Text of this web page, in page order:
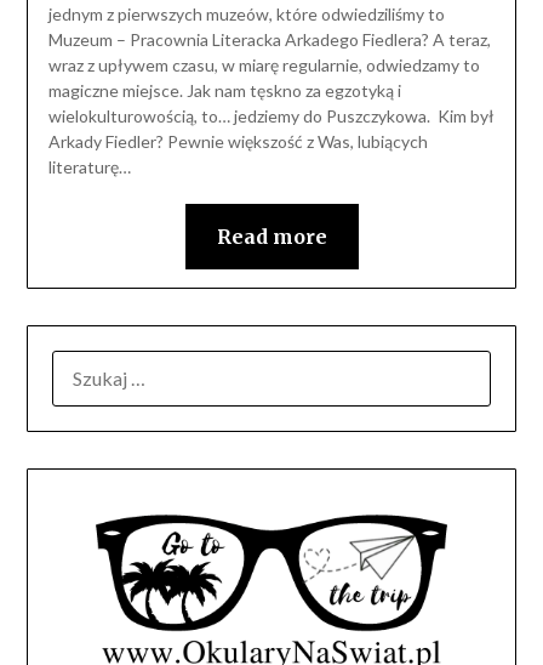
jednym z pierwszych muzeów, które odwiedziliśmy to
Muzeum – Pracownia Literacka Arkadego Fiedlera? A teraz,
wraz z upływem czasu, w miarę regularnie, odwiedzamy to
magiczne miejsce. Jak nam tęskno za egzotyką i
wielokulturowością, to… jedziemy do Puszczykowa. Kim był
Arkady Fiedler? Pewnie większość z Was, lubiących
literaturę…
Read more